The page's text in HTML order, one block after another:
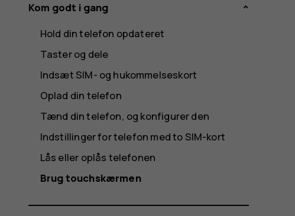
Kom godt i gang
Hold din telefon opdateret
Taster og dele
Indsæt SIM- og hukommelseskort
Oplad din telefon
Tænd din telefon, og konfigurer den
Indstillinger for telefon med to SIM-kort
Lås eller oplås telefonen
Brug touchskærmen